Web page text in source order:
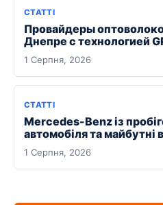
СТАТТІ
Провайдеры
Днепре с технологией
1 Серпня, 2026
СТАТТІ
Mercedes-Benz із
автомобіля та майбутні
1 Серпня, 2026